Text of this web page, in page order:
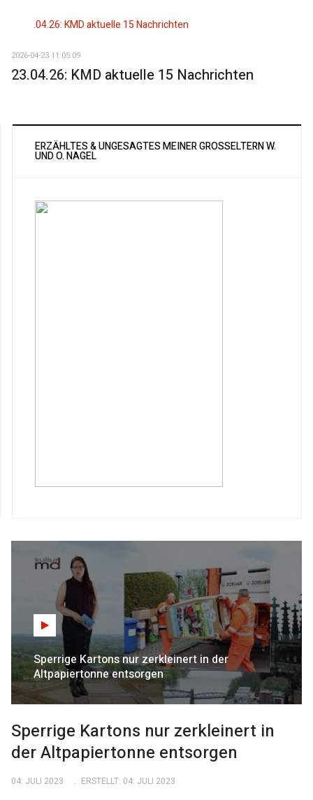
2026-04-23 11:05:09
23.04.26: KMD aktuelle 15 Nachrichten
ERZÄHLTES & UNGESAGTES MEINER GROSSELTERN W. U
ND O. NAGEL
Sperrige Kartons nur zerkleinert in der
Altpapiertonne entsorgen
Sperrige Kartons nur zerkleinert in
der Altpapiertonne entsorgen
04. JULI 2023 ERSTELLT: 04. JULI 2023